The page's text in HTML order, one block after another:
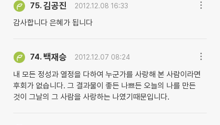
75.김공진 2012.12.08 16:33
감사합니다 은혜가 됩니다
74. 백재승 2012.12.07 08:24
내 모든 정성과 열정을 다하여 누군가를 사랑해 본 사람이라면
후회가 없습니다. 그 결과물이 좋든 나쁘든 오늘의 나를 만든
것이 그날의 그 사람을 사랑하는 나였기때문입니다.